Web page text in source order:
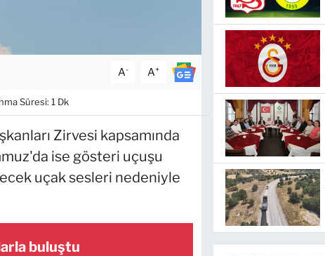
A- A+
Süresi: 1 Dk
Zirvesi kapsamında
ise gösteri uçuşu
uçak sesleri nedeniyle
buluştu